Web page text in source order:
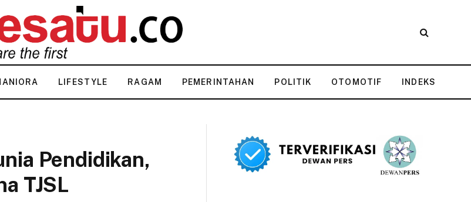
LIFESTYLE RAGAM PEMERINTAHAN POLITIK OTOMOTIF INDEKS
Pendidikan,
TJSL